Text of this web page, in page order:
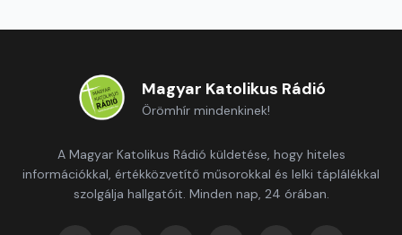
Magyar Katolikus Rádió
Örömhír mindenkinek!
A Magyar Katolikus Rádió küldetése, hogy hiteles
információkkal, értékközvetítő műsorokkal és lelki táplálékkal
szolgálja hallgatóit. Minden nap, 24 órában.